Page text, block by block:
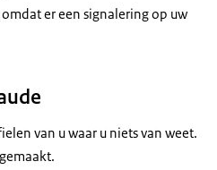
er een signalering op uw
van u waar u niets van weet.